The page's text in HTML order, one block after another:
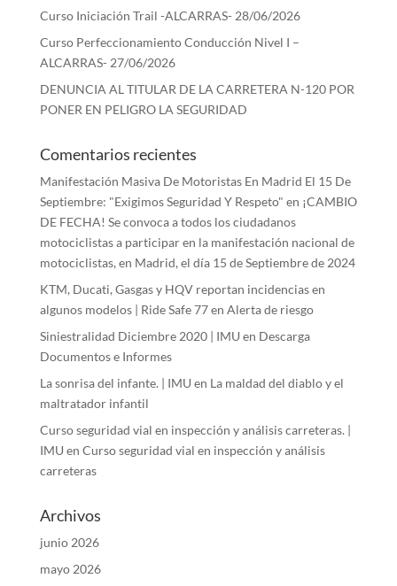
Curso Iniciación Trail -ALCARRAS- 28/06/2026
Curso Perfeccionamiento Conducción Nivel I –
ALCARRAS- 27/06/2026
DENUNCIA AL TITULAR DE LA CARRETERA N-120 POR
PONER EN PELIGRO LA SEGURIDAD
Comentarios recientes
Manifestación Masiva De Motoristas En Madrid El 15 De
Septiembre: "Exigimos Seguridad Y Respeto" en ¡CAMBIO
DE FECHA! Se convoca a todos los ciudadanos
motociclistas a participar en la manifestación nacional de
motociclistas, en Madrid, el día 15 de Septiembre de 2024
KTM, Ducati, Gasgas y HQV reportan incidencias en
algunos modelos | Ride Safe 77en Alerta de riesgo
Siniestralidad Diciembre 2020 | IMU en Descarga
Documentos e Informes
La sonrisa del infante. | IMU en La maldad del diablo y el
maltratador infantil
Curso seguridad vial en inspección y análisis carreteras. |
IMU en Curso seguridad vial en inspección y análisis
carreteras
Archivos
junio 2026
mayo 2026